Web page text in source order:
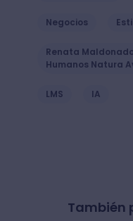
Negocios
Renata
Humanos Natura
LMS IA
También